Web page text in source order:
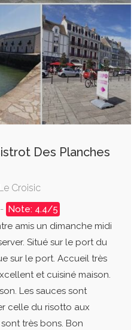
Des Planches
Croisic
Note: 4.4/5
amis un dimanche midi
Situé sur le port du
sur le port. Accueil très
et cuisiné maison.
Les sauces sont
celle du risotto aux
très bons. Bon